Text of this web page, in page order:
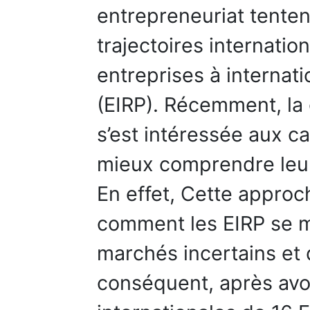
entrepreneuriat
trajectoires
entreprises à
(EIRP). Récemment,
s’est intéressée aux
mieux comprendre
En effet, Cette
comment les EIRP se
marchés incertains et
conséquent, après